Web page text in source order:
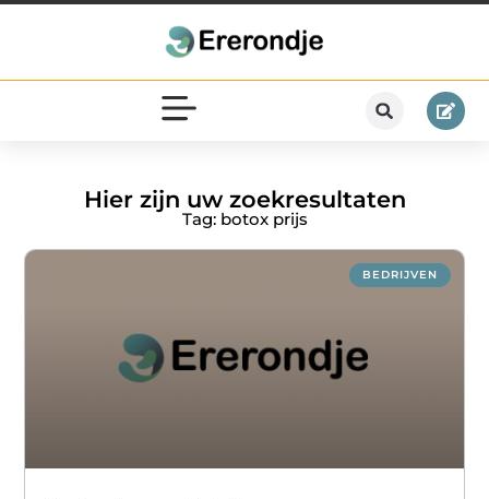
Hier zijn uw zoekresultaten
Tag: botox prijs
BEDRIJVEN